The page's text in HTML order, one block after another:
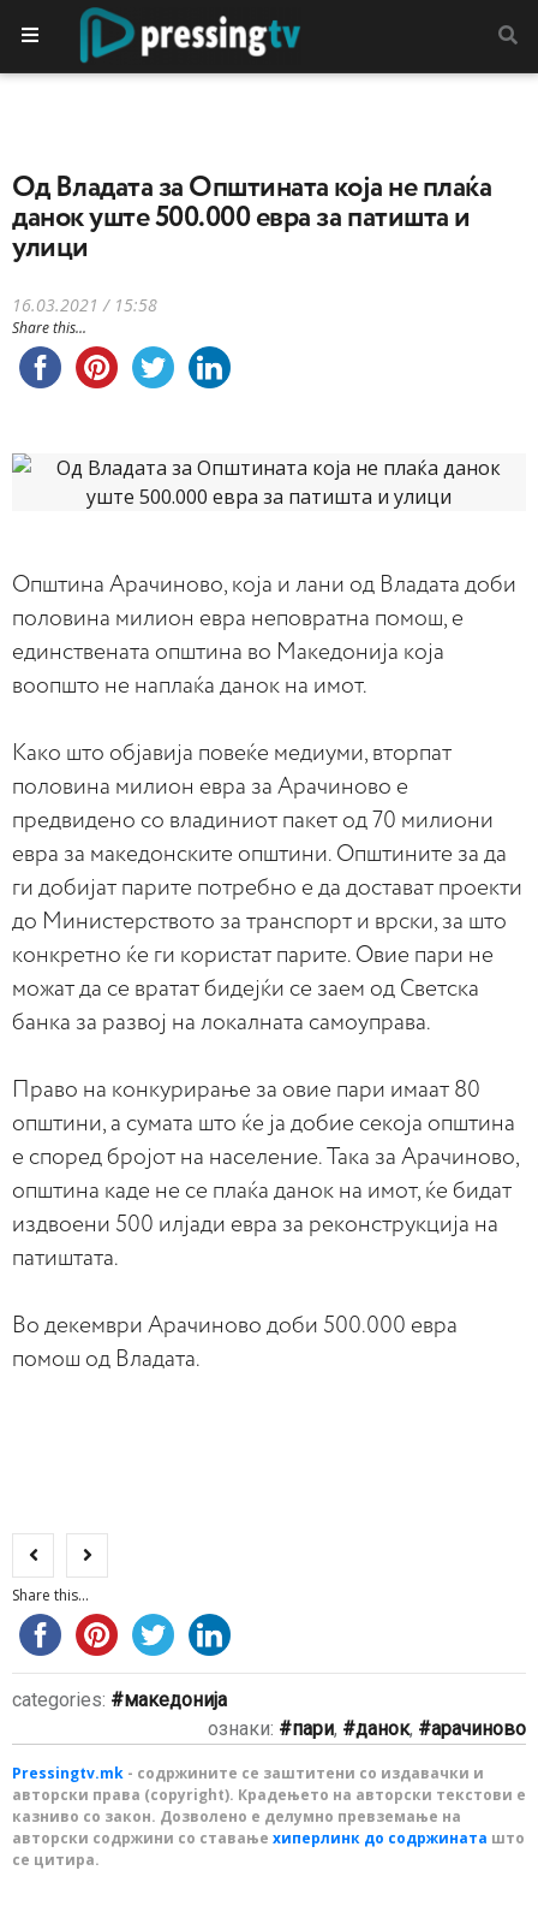
Од Владата за Општината која не плаќа
данок уште 500.000 евра за патишта и
улици
16.03.2021 / 15:58
Share this...
Општина Арачиново, која и лани од Владата доби
половина милион евра неповратна помош, е
единствената општина во Македонија која
воопшто не наплаќа данок на имот.
Како што објавија повеќе медиуми, вторпат
половина милион евра за Арачиново е
предвидено со владиниот пакет од 70 милиони
евра за македонските општини. Општините за да
ги добијат парите потребно е да достават проекти
до Министерството за транспорт и врски, за што
конкретно ќе ги користат парите. Овие пари не
можат да се вратат бидејќи се заем од Светска
банка за развој на локалната самоуправа.
Право на конкурирање за овие пари имаат 80
општини, а сумата што ќе ја добие секоја општина
е според бројот на население. Така за Арачиново,
општина каде не се плаќа данок на имот, ќе бидат
издвоени 500 илјади евра за реконструкција на
патиштата.
Во декември Арачиново доби 500.000 евра
помош од Владата.
Share this...
categories:
македонија
ознаки:
пари, данок, арачиново
Pressingtv.mk - содржините се заштитени со издавачки и
авторски права (copyright). Крадењето на авторски текстови е
казниво со закон. Дозволено е делумно превземање на
авторски содржини со ставање хиперлинк до содржината што
се цитира.